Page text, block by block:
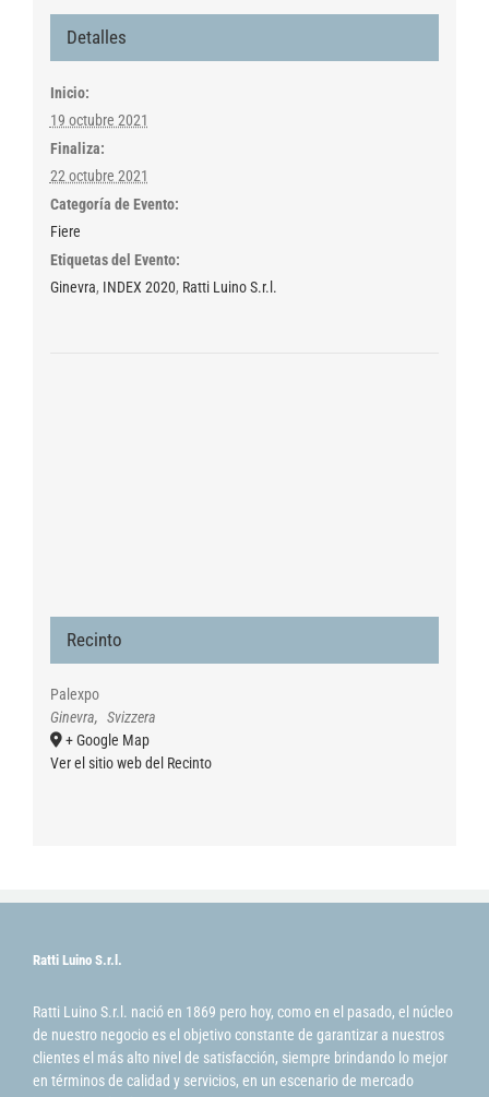
Detalles
Inicio:
19 octubre 2021
Finaliza:
22 octubre 2021
Categoría de Evento:
Fiere
Etiquetas del Evento:
Ginevra, INDEX 2020, Ratti Luino S.r.l.
Recinto
Palexpo
Ginevra, Svizzera
+ Google Map
Ver el sitio web del Recinto
Ratti Luino S.r.l.
Ratti Luino S.r.l. nació en 1869 pero hoy, como en el pasado, el núcleo
de nuestro negocio es el objetivo constante de garantizar a nuestros
clientes el más alto nivel de satisfacción, siempre brindando lo mejor
en términos de calidad y servicios, en un escenario de mercado